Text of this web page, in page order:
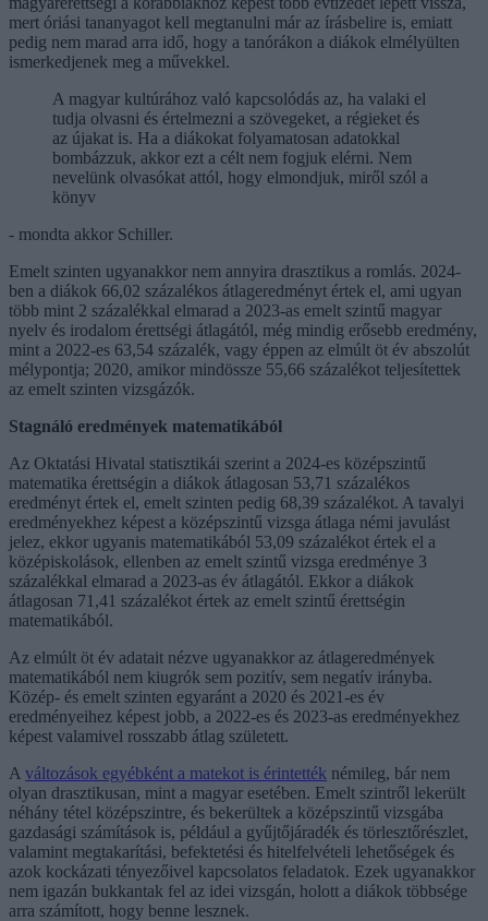
mert óriási tananyagot kell megtanulni már az írásbelire is, emiatt
pedig nem marad arra idő, hogy a tanórákon a diákok elmélyülten
ismerkedjenek meg a művekkel.
A magyar kultúrához való kapcsolódás az, ha valaki el
tudja olvasni és értelmezni a szövegeket, a régieket és
az újakat is. Ha a diákokat folyamatosan adatokkal
bombázzuk, akkor ezt a célt nem fogjuk elérni. Nem
nevelünk olvasókat attól, hogy elmondjuk, miről szól a
könyv
- mondta akkor Schiller.
Emelt szinten ugyanakkor nem annyira drasztikus a romlás. 2024-
ben a diákok 66,02 százalékos átlageredményt értek el, ami ugyan
több mint 2 százalékkal elmarad a 2023-as emelt szintű magyar
nyelv és irodalom érettségi átlagától, még mindig erősebb eredmény,
mint a 2022-es 63,54 százalék, vagy éppen az elmúlt öt év abszolút
mélypontja; 2020, amikor mindössze 55,66 százalékot teljesítettek
az emelt szinten vizsgázók.
Stagnáló eredmények matematikából
Az Oktatási Hivatal statisztikái szerint a 2024-es középszintű
matematika érettségin a diákok átlagosan 53,71 százalékos
eredményt értek el, emelt szinten pedig 68,39 százalékot. A tavalyi
eredményekhez képest a középszintű vizsga átlaga némi javulást
jelez, ekkor ugyanis matematikából 53,09 százalékot értek el a
középiskolások, ellenben az emelt szintű vizsga eredménye 3
százalékkal elmarad a 2023-as év átlagától. Ekkor a diákok
átlagosan 71,41 százalékot értek az emelt szintű érettségin
matematikából.
Az elmúlt öt év adatait nézve ugyanakkor az átlageredmények
matematikából nem kiugrók sem pozitív, sem negatív irányba.
Közép- és emelt szinten egyaránt a 2020 és 2021-es év
eredményeihez képest jobb, a 2022-es és 2023-as eredményekhez
képest valamivel rosszabb átlag született.
A változások egyébként a matekot is érintették némileg, bár nem
olyan drasztikusan, mint a magyar esetében. Emelt szintről lekerült
néhány tétel középszintre, és bekerültek a középszintű vizsgába
gazdasági számítások is, például a gyűjtőjáradék és törlesztőrészlet,
valamint megtakarítási, befektetési és hitelfelvételi lehetőségek és
azok kockázati tényezőivel kapcsolatos feladatok. Ezek ugyanakkor
nem igazán bukkantak fel az idei vizsgán, holott a diákok többsége
arra számított, hogy benne lesznek.